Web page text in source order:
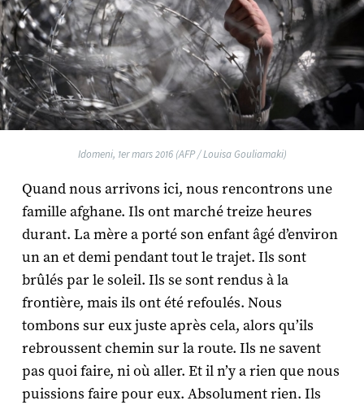
Idomeni, 1er mars 2016 (AFP / Louisa Gouliamaki)
Quand nous arrivons ici, nous rencontrons une
famille afghane. Ils ont marché treize heures
durant. La mère a porté son enfant âgé d’environ
un an et demi pendant tout le trajet. Ils sont
brûlés par le soleil. Ils se sont rendus à la
frontière, mais ils ont été refoulés. Nous
tombons sur eux juste après cela, alors qu’ils
rebroussent chemin sur la route. Ils ne savent
pas quoi faire, ni où aller. Et il n’y a rien que nous
puissions faire pour eux. Absolument rien. Ils